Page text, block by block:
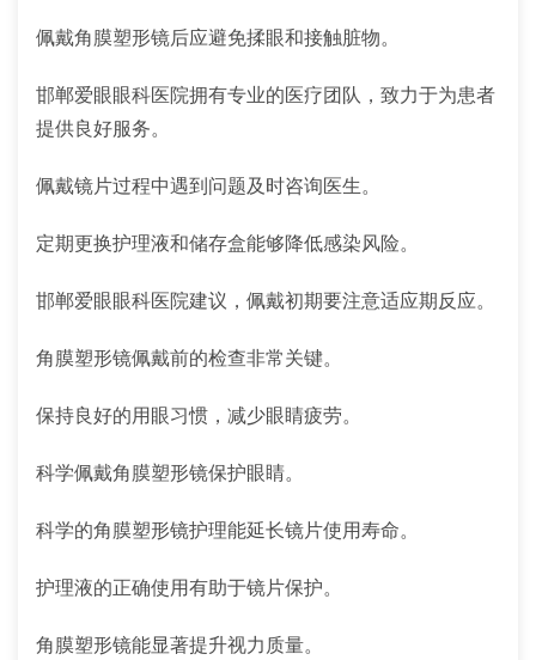
佩戴角膜塑形镜后应避免揉眼和接触脏物。
邯郸爱眼眼科医院拥有专业的医疗团队，致力于为患者
提供良好服务。
佩戴镜片过程中遇到问题及时咨询医生。
定期更换护理液和储存盒能够降低感染风险。
邯郸爱眼眼科医院建议，佩戴初期要注意适应期反应。
角膜塑形镜佩戴前的检查非常关键。
保持良好的用眼习惯，减少眼睛疲劳。
科学佩戴角膜塑形镜保护眼睛。
科学的角膜塑形镜护理能延长镜片使用寿命。
护理液的正确使用有助于镜片保护。
角膜塑形镜能显著提升视力质量。